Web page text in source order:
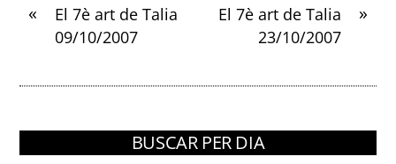
«
El 7è art de Talia
09/10/2007
»
El 7è art de Talia
23/10/2007
BUSCAR PER DIA